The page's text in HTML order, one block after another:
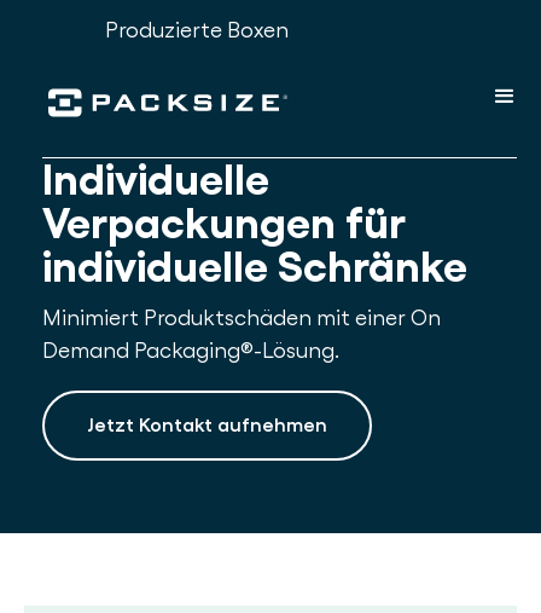
Produzierte Boxen
Individuelle
Verpackungen für
individuelle Schränke
Minimiert Produktschäden mit einer On
Demand Packaging®-Lösung.
Jetzt Kontakt aufnehmen